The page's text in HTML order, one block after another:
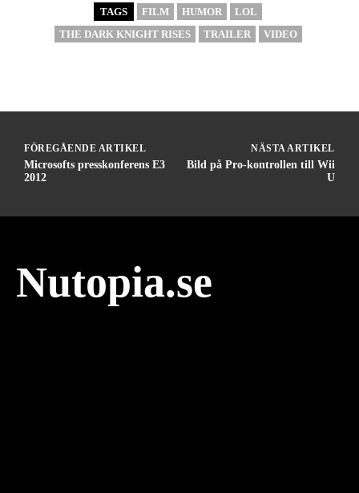
TAGS FILM HUMOR
LOL
THE DARK KNIGHT RISES
TRAILER VIDEO
FÖREGÅENDE ARTIKEL
Microsofts presskonferens E3
2012
NÄSTA ARTIKEL
Bild på Pro-kontrollen till Wii
U
Nutopia.se